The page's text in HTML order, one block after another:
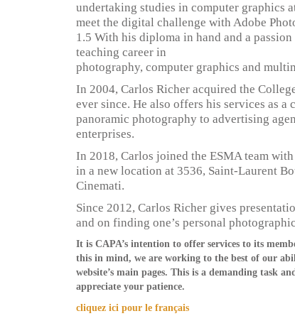
undertaking studies in computer graphics
meet the digital challenge with Adobe
1.5 With his diploma in hand and a
teaching career in
photography, computer graphics and
In 2004, Carlos Richer acquired the
ever since. He also offers his services as
panoramic photography to advertising
enterprises.
In 2018, Carlos joined the ESMA team
in a new location at 3536, Saint-Laurent
Cinemati.
Since 2012, Carlos Richer gives
and on finding one’s personal
It is CAPA’s intention to offer services to its
this in mind, we are working to the best of our
website’s main pages. This is a demanding task
appreciate your patience.
cliquez ici pour le français